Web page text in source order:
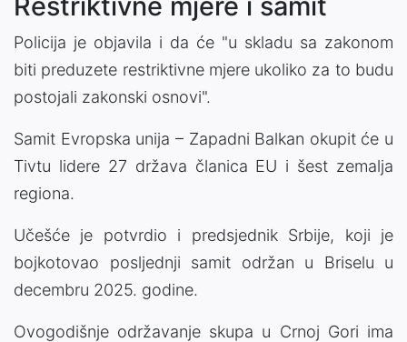
Policija je objavila i da će "u skladu sa zakonom
biti preduzete restriktivne mjere ukoliko za to budu
postojali zakonski osnovi".
Samit Evropska unija – Zapadni Balkan okupit će u
Tivtu lidere 27 država članica EU i šest zemalja
regiona.
Učešće je potvrdio i predsjednik Srbije, koji je
bojkotovao posljednji samit održan u Briselu u
decembru 2025. godine.
Ovogodišnje održavanje skupa u Crnoj Gori ima